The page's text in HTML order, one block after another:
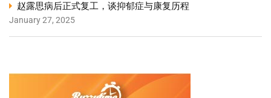
赵露思病后正式复工，谈抑郁症与康复历程
January 27, 2025